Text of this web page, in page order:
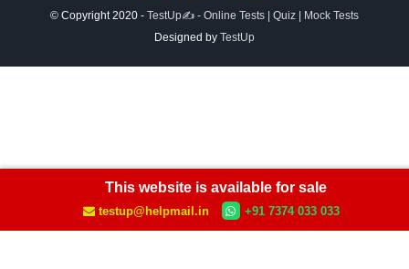
This website is available for sale
testup@helpmail.in +91 7374 033 033
© Copyright 2020 - TestUp✍️ - Online Tests | Quiz | Mock Tests
Designed by TestUp